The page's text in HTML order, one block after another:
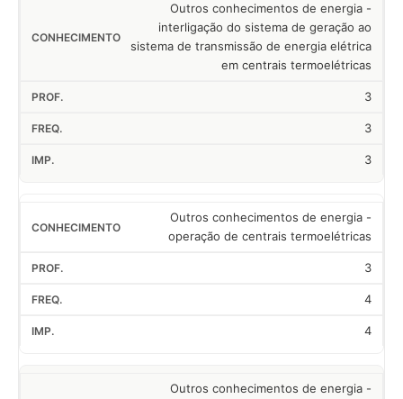
Outros conhecimentos de energia -
interligação do sistema de geração ao
sistema de transmissão de energia elétrica
em centrais termoelétricas
3
3
3
Outros conhecimentos de energia -
operação de centrais termoelétricas
3
4
4
Outros conhecimentos de energia -